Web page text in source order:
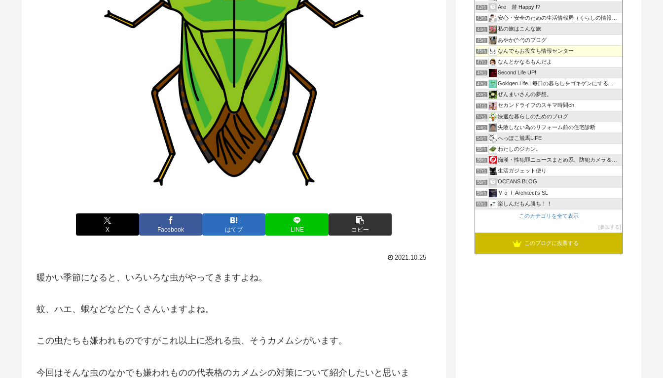
X Facebook はてブ LINE コピー
2021.10.25
暖かい季節になると、いろいろな虫がやってきますよね。
蚊、ハエ、蛾などなどたくさんいますよね。
この虫たちも嫌われものですがこれ以上に恐れる虫、そうカメムシがいます。
今回はそんな虫のなかでも嫌われものの代表格のカメムシの対策について紹介したいと思いま
42位 Are 遊 Happy !?
43位 安心・安全のための生活情報局（くらしの情報局）
44位 私の旅はこんな旅
45位 あやか(^-^)のブログ
46位 なんでもお役立ち情報センター
47位 なんとかなるもんだよ
48位 Second Life UP!
49位 Gokigen Life | 毎日の暮らしをゴキゲンにする…
50位 ぜんまいさんの夢想。
51位 セカンドライフのスキマ時間ch
52位 快適な暮らしのためのブログ
53位 失敗しない為のリフォーム前の住宅診断
54位 へっぽこ競馬LIFE
55位 わたしのジカン。
56位 痴漢・性犯罪ニュースまとめ系、防犯カメラ＆防犯グッズ
57位 生活ガジェット便り
58位 OCEANS BLOG
59位 Ｖｏｌ Architect's SL
60位 楽しんだもん勝ち！！
このカテゴリを全て表示
参加する
このブログに投票する